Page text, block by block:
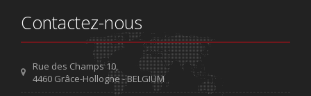
Contactez-nous
Rue des Champs 10,
4460 Grâce-Hollogne - BELGIUM